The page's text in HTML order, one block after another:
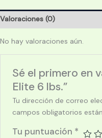
Valoraciones (0)
No hay valoraciones aún.
Sé el primero en
Elite 6 lbs.”
Tu dirección de correo
campos obligatorios
Tu puntuación *